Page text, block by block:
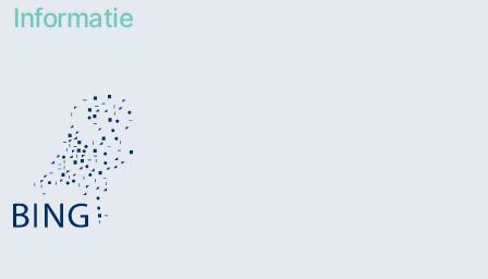
Informatie